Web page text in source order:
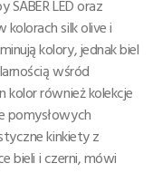
SABER LED oraz
kolorach silk olive i
kolory, jednak biel
wśród
również kolekcje
pomysłowych
kinkiety z
bieli i czerni, mówi